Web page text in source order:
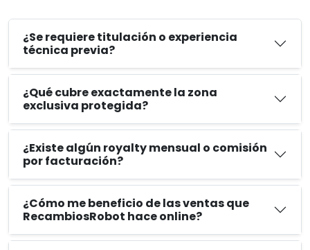
¿Se requiere titulación o experiencia
técnica previa?
¿Qué cubre exactamente la zona
exclusiva protegida?
¿Existe algún royalty mensual o comisión
por facturación?
¿Cómo me beneficio de las ventas que
RecambiosRobot hace online?